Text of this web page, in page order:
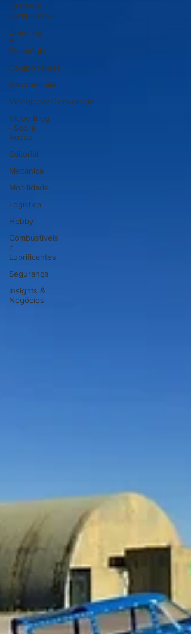
Testes e
Comparativos
Branding
&
Estratégia
Componentes
Gastronomia
Videojogos/Tecnologia
Vídeo Blog
- Sobre
Rodas
Editorial
Mecânica
Mobilidade
Logística
Hobby
Combustíveis
e
Lubrificantes
Segurança
Insights &
Negócios